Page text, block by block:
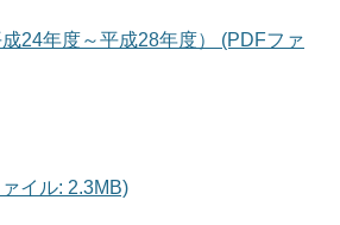
24年度～平成28年度） (PDFファ
イル: 2.3MB)